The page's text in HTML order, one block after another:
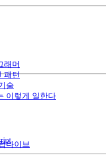
래머
패턴
술
이렇게 일한다
다이브